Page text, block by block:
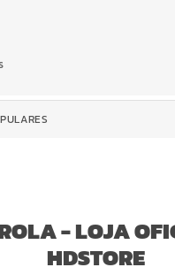
- LOJA
HDSTORE